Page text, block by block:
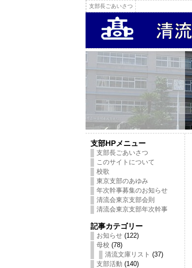
支部長ごあいさつ
支部HPメニュー
支部長ごあいさつ
このサイトについて
校歌
東京支部のあゆみ
年次幹事募集のお知らせ
清流会東京支部会則
清流会東京支部年次幹事
記事カテゴリー
お知らせ (122)
母校 (78)
清流文庫リスト (37)
支部活動 (140)